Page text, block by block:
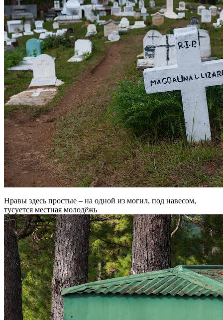
Нравы здесь простые – на одной из могил, под навесом,
тусуется местная молодёжь